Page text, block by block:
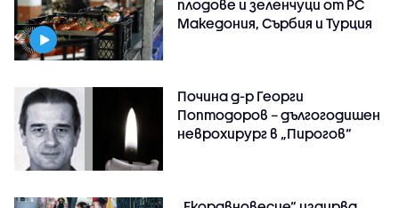
плодове и зеленчуци от РС
Македония, Сърбия и Турция
Почина д-р Георги
Поптодоров – дългогодишен
неврохирург в „Пирогов“